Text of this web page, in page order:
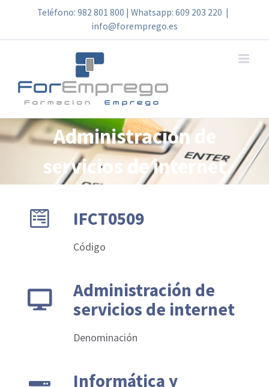
Teléfono: 982 801 800 | Whatsapp: 609 203 220
info@foremprego.es
Administración de
servicios de internet
IFCT0509
Código
Administración de
servicios de internet
Denominación
Informática y